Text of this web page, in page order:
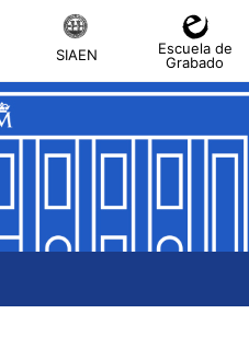
SIAEN
Escuela de
Grabado